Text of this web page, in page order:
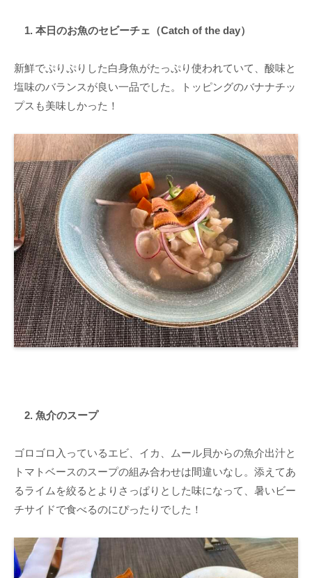
1. 本日のお魚のセビーチェ（Catch of the day）
新鮮でぷりぷりした白身魚がたっぷり使われていて、酸味と
塩味のバランスが良い一品でした。トッピングのバナナチッ
プスも美味しかった！
2. 魚介のスープ
ゴロゴロ入っているエビ、イカ、ムール貝からの魚介出汁と
トマトベースのスープの組み合わせは間違いなし。添えてあ
るライムを絞るとよりさっぱりとした味になって、暑いビー
チサイドで食べるのにぴったりでした！